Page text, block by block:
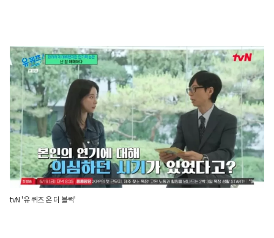
tvN '유 퀴즈 온 더 블럭'